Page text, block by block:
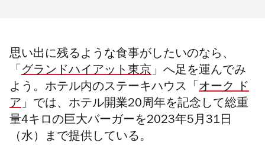
思い出に残るような食事がしたいのなら、
「 グランドハイアット東京」へ足を運んでみ
よう。ホテル内のステーキハウス「 オーク ド
ア」では、ホテル開業20周年を記念して総重
量4キロの巨大バーガーを2023年5月31日
（水）まで提供している。